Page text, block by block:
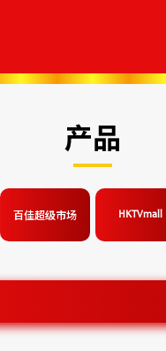
产品
百佳超级市场 HKTVmall